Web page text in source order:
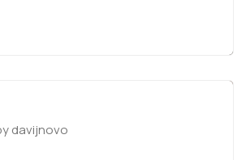
davijnovo